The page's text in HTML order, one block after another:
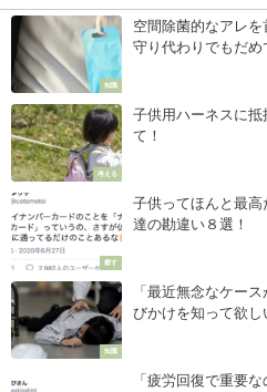
知識
空間除菌的なアレ
守り代わりでもだめ
考える
子供用ハーネスに抵
て！
癒す
子供ってほんと最高
達の勘違い８選！
知識
「最近無念なケー
びかけを知って欲し
「疲労回復で重要